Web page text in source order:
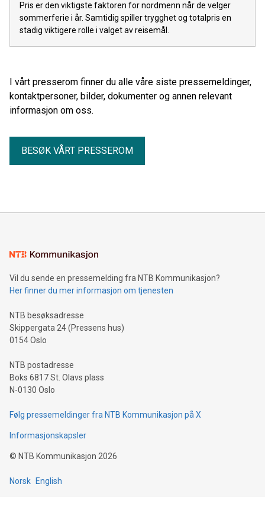
Pris er den viktigste faktoren for nordmenn når de velger
sommerferie i år. Samtidig spiller trygghet og totalpris en
stadig viktigere rolle i valget av reisemål.
I vårt presserom finner du alle våre siste pressemeldinger,
kontaktpersoner, bilder, dokumenter og annen relevant
informasjon om oss.
BESØK VÅRT PRESSEROM
Vil du sende en pressemelding fra NTB Kommunikasjon?
Her finner du mer informasjon om tjenesten
NTB besøksadresse
Skippergata 24 (Pressens hus)
0154 Oslo
NTB postadresse
Boks 6817 St. Olavs plass
N-0130 Oslo
Følg pressemeldinger fra NTB Kommunikasjon på X
Informasjonskapsler
© NTB Kommunikasjon 2026
Norsk English